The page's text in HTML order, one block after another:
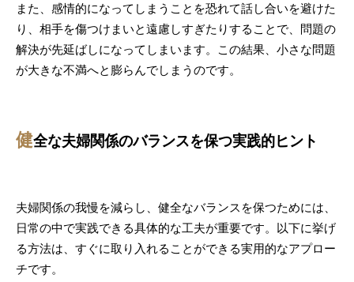
また、感情的になってしまうことを恐れて話し合いを避けた
り、相手を傷つけまいと遠慮しすぎたりすることで、問題の
解決が先延ばしになってしまいます。この結果、小さな問題
が大きな不満へと膨らんでしまうのです。
健全な夫婦関係のバランスを保つ実践的ヒント
夫婦関係の我慢を減らし、健全なバランスを保つためには、
日常の中で実践できる具体的な工夫が重要です。以下に挙げ
る方法は、すぐに取り入れることができる実用的なアプロー
チです。